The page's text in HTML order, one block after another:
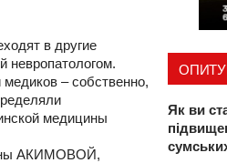
в другие
невропатологом.
– собственно,
медицины
АКИМОВОЙ,
Як ви